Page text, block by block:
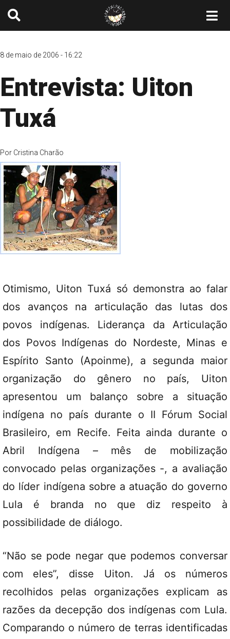
8 de maio de 2006 - 16:22
Entrevista: Uiton
Tuxá
Por Cristina Charão
Otimismo, Uiton Tuxá só demonstra ao falar
dos avanços na articulação das lutas dos
povos indígenas. Liderança da Articulação
dos Povos Indígenas do Nordeste, Minas e
Espírito Santo (Apoinme), a segunda maior
organização do gênero no país, Uiton
apresentou um balanço sobre a situação
indígena no país durante o II Fórum Social
Brasileiro, em Recife. Feita ainda durante o
Abril Indígena – mês de mobilização
convocado pelas organizações -, a avaliação
do líder indígena sobre a atuação do governo
Lula é branda no que diz respeito à
possibilidade de diálogo.
“Não se pode negar que podemos conversar
com eles”, disse Uiton. Já os números
recolhidos pelas organizações explicam as
razões da decepção dos indígenas com Lula.
Comparando o número de terras identificadas